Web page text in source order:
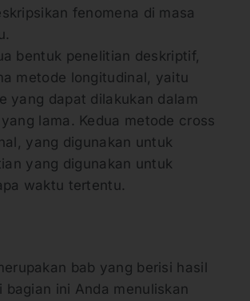
fenomena di masa
bentuk penelitian deskriptif,
metode longitudinal, yaitu
yang dapat dilakukan dalam
lama. Kedua metode cross
yang digunakan untuk
yang digunakan untuk
waktu tertentu.
bab yang berisi hasil
bagian ini Anda menuliskan